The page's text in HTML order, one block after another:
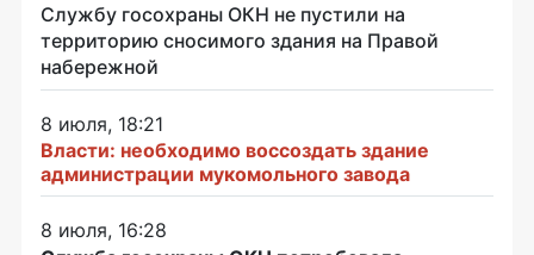
Службу госохраны ОКН не пустили на
территорию сносимого здания на Правой
набережной
8 июля, 18:21
Власти: необходимо воссоздать здание
администрации мукомольного завода
8 июля, 16:28